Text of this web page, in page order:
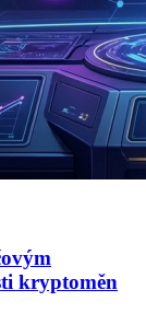
kryptoměn